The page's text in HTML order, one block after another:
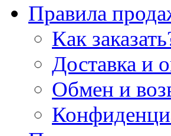
Правила
Как
Доставка и
Обмен и